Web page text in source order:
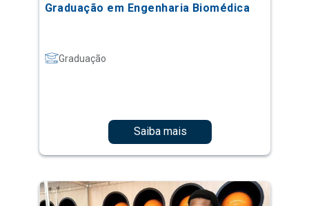
Graduação em Engenharia Biomédica
Graduação
Saiba mais